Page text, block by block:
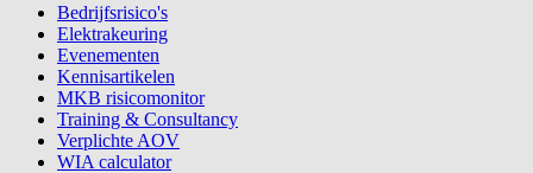
Bedrijfsrisico's
Elektrakeuring
Evenementen
Kennisartikelen
MKB risicomonitor
Training & Consultancy
Verplichte AOV
WIA calculator